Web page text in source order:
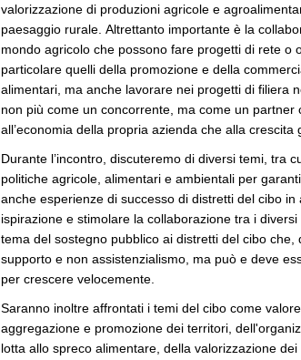
valorizzazione di produzioni agricole e
paesaggio rurale. Altrettanto importante è la
mondo agricolo che possono fare progetti di rete o
particolare quelli della promozione e della
alimentari, ma anche lavorare nei progetti di filiera
non più come un concorrente, ma come un partner
all’economia della propria azienda che alla crescita
Durante l’incontro, discuteremo di diversi temi, tra
politiche agricole, alimentari e ambientali per
anche esperienze di successo di distretti del cibo
ispirazione e stimolare la collaborazione tra i
tema del sostegno pubblico ai distretti del cibo che,
supporto e non assistenzialismo, ma può e deve
per crescere velocemente.
Saranno inoltre affrontati i temi del cibo come
aggregazione e promozione dei territori,
lotta allo spreco alimentare, della valorizzazione dei